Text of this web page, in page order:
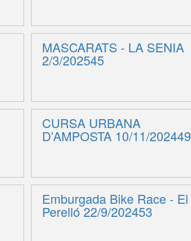
MASCARATS - LA SENIA
2/3/202545
CURSA URBANA
D'AMPOSTA 10/11/202449
Emburgada Bike Race - El
Perelló 22/9/202453